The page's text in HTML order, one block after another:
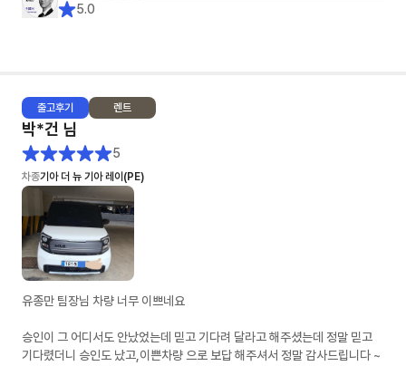
5.0
출고후기 렌트
박*건 님
5
차종기아 더 뉴 기아 레이(PE)
유종만 팀장님 차량 너무 이쁘네요
승인이 그 어디서도 안났었는데 믿고 기다려 달라고 해주셨는데 정말 믿고
기다렸더니 승인도 났고,이쁜차량 으로 보답 해주셔서 정말 감사드립니다 ~